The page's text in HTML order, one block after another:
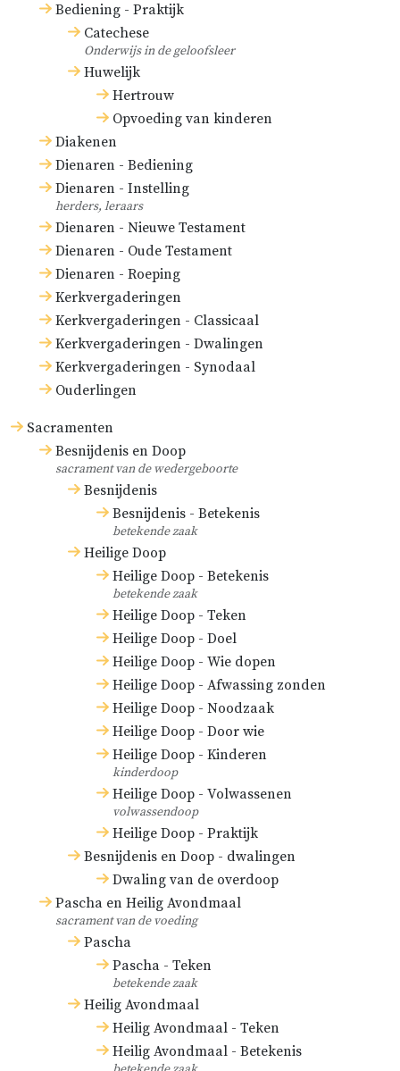
Bediening - Praktijk
Catechese
Onderwijs in de geloofsleer
Huwelijk
Hertrouw
Opvoeding van kinderen
Diakenen
Dienaren - Bediening
Dienaren - Instelling
herders, leraars
Dienaren - Nieuwe Testament
Dienaren - Oude Testament
Dienaren - Roeping
Kerkvergaderingen
Kerkvergaderingen - Classicaal
Kerkvergaderingen - Dwalingen
Kerkvergaderingen - Synodaal
Ouderlingen
Sacramenten
Besnijdenis en Doop
sacrament van de wedergeboorte
Besnijdenis
Besnijdenis - Betekenis
betekende zaak
Heilige Doop
Heilige Doop - Betekenis
betekende zaak
Heilige Doop - Teken
Heilige Doop - Doel
Heilige Doop - Wie dopen
Heilige Doop - Afwassing zonden
Heilige Doop - Noodzaak
Heilige Doop - Door wie
Heilige Doop - Kinderen
kinderdoop
Heilige Doop - Volwassenen
volwassendoop
Heilige Doop - Praktijk
Besnijdenis en Doop - dwalingen
Dwaling van de overdoop
Pascha en Heilig Avondmaal
sacrament van de voeding
Pascha
Pascha - Teken
betekende zaak
Heilig Avondmaal
Heilig Avondmaal - Teken
Heilig Avondmaal - Betekenis